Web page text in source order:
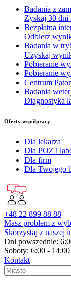
Badania z
Zyskaj 30 dni
Bezpłatna
Odbierz
Badania w
Uzyskaj
Pobieranie
Pobieranie
Centrum
Badania
Diagnostyka
Oferty współpracy
Dla lekarza
Dla POZ i
Dla firm
Dla Twojego
+48 22 899 88 88
Masz problem z
Skorzystaj z naszej
Dni powszednie:
Soboty: 6:00 - 14:00
Kontakt